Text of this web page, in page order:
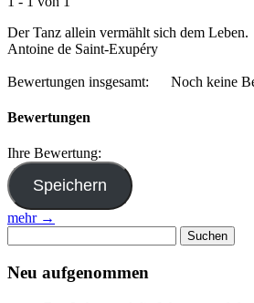
Der Tanz allein vermählt sich dem Leben.
Antoine de Saint-Exupéry
Bewertungen insgesamt: Noch keine
Bewertungen
Ihre Bewertung:
mehr →
nach:
Neu aufgenommen